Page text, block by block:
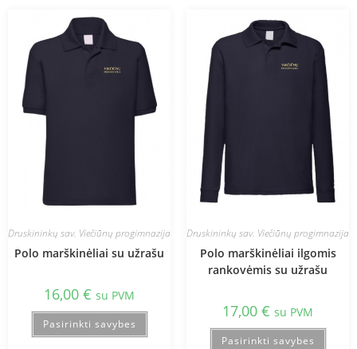
Druskininkų sav. Viečiūnų progimnazija
Polo marškinėliai su užrašu
16,00 € su PVM
Pasirinkti savybes
Druskininkų sav. Viečiūnų progimnazija
Polo marškinėliai ilgomis
rankovėmis su užrašu
17,00 € su PVM
Pasirinkti savybes